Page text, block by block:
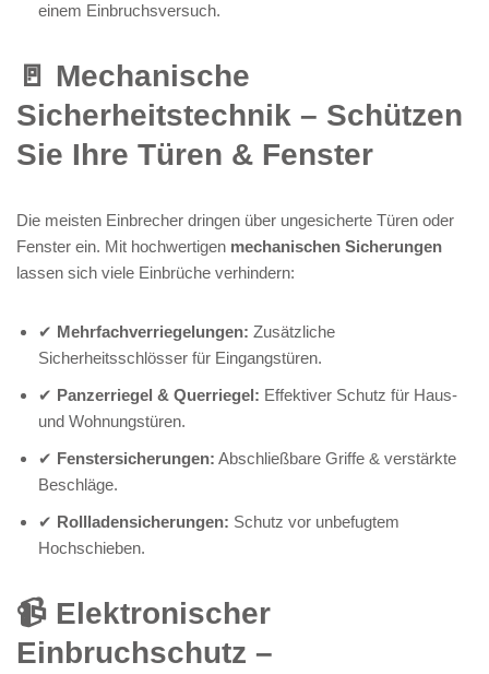
einem Einbruchsversuch.
🚪 Mechanische
Sicherheitstechnik – Schützen
Sie Ihre Türen & Fenster
Die meisten Einbrecher dringen über ungesicherte Türen oder
Fenster ein. Mit hochwertigen mechanischen Sicherungen
lassen sich viele Einbrüche verhindern:
✔ Mehrfachverriegelungen: Zusätzliche
Sicherheitsschlösser für Eingangstüren.
✔ Panzerriegel & Querriegel: Effektiver Schutz für Haus-
und Wohnungstüren.
✔ Fenstersicherungen: Abschließbare Griffe & verstärkte
Beschläge.
✔ Rollladensicherungen: Schutz vor unbefugtem
Hochschieben.
📹 Elektronischer
Einbruchschutz –